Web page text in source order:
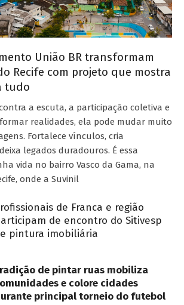
União BR transformam
Recife com projeto que mostra
tudo
a escuta, a participação coletiva e
realidades, ela pode mudar muito
Fortalece vínculos, cria
legados duradouros. É essa
vida no bairro Vasco da Gama, na
onde a Suvinil
de Franca e região
de encontro do Sitivesp
pintura imobiliária
de pintar ruas mobiliza
e colore cidades
principal torneio do futebol